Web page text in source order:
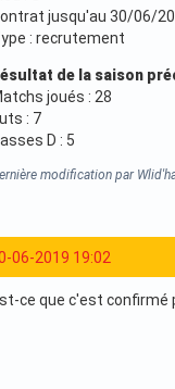
jusqu'au 30/06/
: recrutement
de la saison
joués : 28
: 7
D : 5
modification par
06-2019 19:02
ce que c'est confirmé